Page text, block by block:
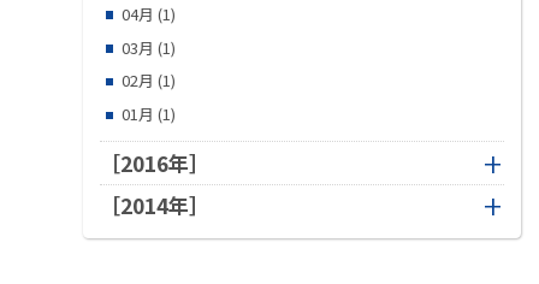
04月 (1)
03月 (1)
02月 (1)
01月 (1)
［2016年］
［2014年］